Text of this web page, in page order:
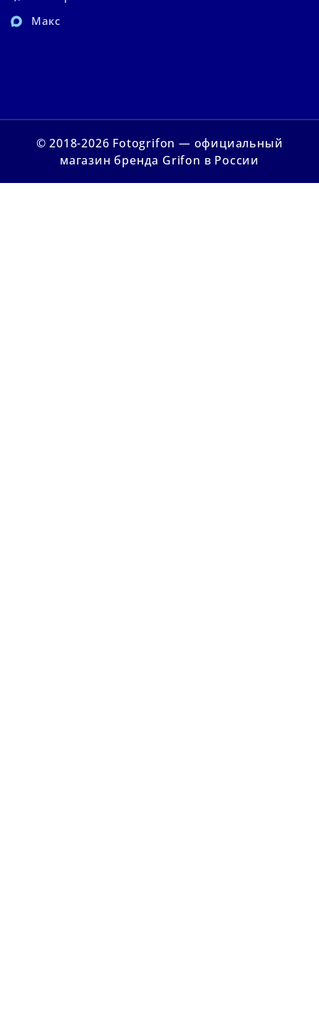
Макс
© 2018-2026 Fotogrifon — официальный
магазин бренда Grifon в России